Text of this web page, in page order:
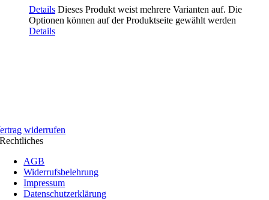
Details Dieses Produkt weist mehrere Varianten auf. Die
Optionen können auf der Produktseite gewählt werden
Details
widerrufen
Rechtliches
AGB
Widerrufsbelehrung
Impressum
Datenschutzerklärung